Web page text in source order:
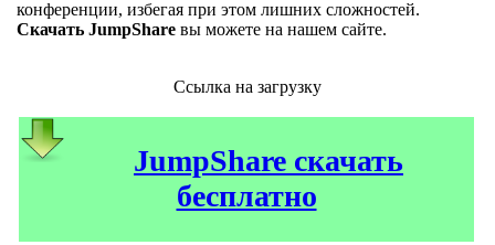
конференции, избегая при этом лишних сложностей.
Скачать JumpShare вы можете на нашем сайте.
Ссылка на загрузку
JumpShare скачать
бесплатно